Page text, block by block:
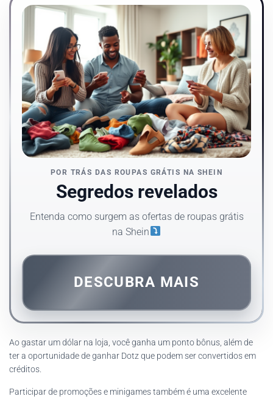
POR TRÁS DAS ROUPAS GRÁTIS NA SHEIN
Segredos revelados
Entenda como surgem as ofertas de roupas grátis
na Shein
DESCUBRA MAIS
Ao gastar um dólar na loja, você ganha um ponto bônus, além de
ter a oportunidade de ganhar Dotz que podem ser convertidos em
créditos.
Participar de promoções e minigames também é uma excelente